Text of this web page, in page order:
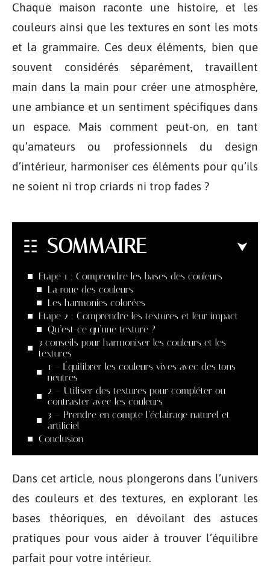
Chaque maison raconte une histoire, et les
couleurs ainsi que les textures en sont les mots
et la grammaire. Ces deux éléments, bien que
souvent considérés séparément, travaillent
main dans la main pour créer une atmosphère,
une ambiance et un sentiment spécifiques dans
un espace. Mais comment peut-on, en tant
qu’amateurs ou professionnels du design
d’intérieur, harmoniser ces éléments pour qu’ils
ne soient ni trop criards ni trop fades ?
SOMMAIRE
Etape 1 : Comprendre les bases des couleurs
La roue des couleurs
Les harmonies colorées
Etape 2 : Comprendre les textures et leur impact
Qu’est-ce qu’une texture ?
3 conseils pour harmoniser les couleurs et les
textures
1 – Équilibrer les couleurs vives avec des tons
neutres
2 – Utiliser des textures pour compléter ou
contraster avec les couleurs
3 – Prendre en compte l’éclairage naturel et
artificiel
Conclusion
Dans cet article, nous plongerons dans l’univers
des couleurs et des textures, en explorant les
bases théoriques, en dévoilant des astuces
pratiques pour vous aider à trouver l’équilibre
parfait pour votre intérieur.